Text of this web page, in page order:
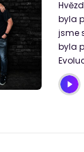
byla
jsme
byla